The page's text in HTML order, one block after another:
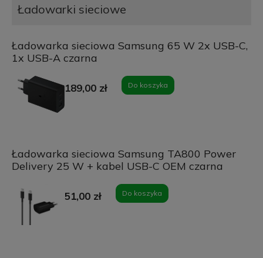
Ładowarki sieciowe
Ładowarka sieciowa Samsung 65 W 2x USB-C,
1x USB-A czarna
189,00 zł Do koszyka
Ładowarka sieciowa Samsung TA800 Power
Delivery 25 W + kabel USB-C OEM czarna
51,00 zł Do koszyka